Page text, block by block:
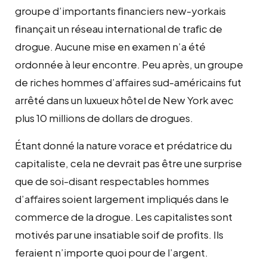
groupe d’importants ﬁnanciers new-yorkais
ﬁnançait un réseau international de traﬁc de
drogue. Aucune mise en examen n’a été
ordonnée à leur encontre. Peu après, un groupe
de riches hommes d’affaires sud-américains fut
arrêté dans un luxueux hôtel de New York avec
plus 10 millions de dollars de drogues.
Étant donné la nature vorace et prédatrice du
capitaliste, cela ne devrait pas être une surprise
que de soi-disant respectables hommes
d’affaires soient largement impliqués dans le
commerce de la drogue. Les capitalistes sont
motivés par une insatiable soif de proﬁts. Ils
feraient n’importe quoi pour de l’argent.